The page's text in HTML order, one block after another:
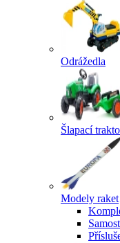
Odrážedla
Šlapací
Modely raket